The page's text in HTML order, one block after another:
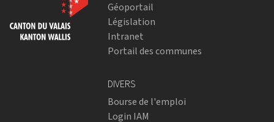
Géoportail
Législation
Intranet
Portail des communes
DIVERS
Bourse de l'emploi
Login IAM